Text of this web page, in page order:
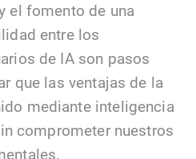
el fomento de una
entre los
de IA son pasos
que las ventajas de la
mediante inteligencia
comprometer nuestros